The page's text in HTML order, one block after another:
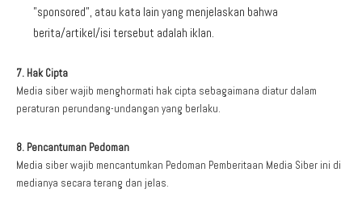
”sponsored”, atau kata lain yang menjelaskan bahwa
berita/artikel/isi tersebut adalah iklan.
7. Hak Cipta
Media siber wajib menghormati hak cipta sebagaimana diatur dalam
peraturan perundang-undangan yang berlaku.
8. Pencantuman Pedoman
Media siber wajib mencantumkan Pedoman Pemberitaan Media Siber ini di
medianya secara terang dan jelas.